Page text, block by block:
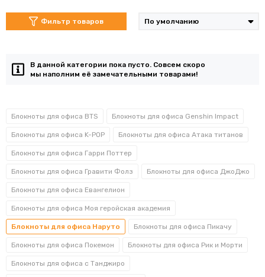
Фильтр товаров
В данной категории пока пусто. Совсем скоро
мы наполним её замечательными товарами!
Блокноты для офиса BTS Блокноты для офиса Genshin Impact
Блокноты для офиса K-POP Блокноты для офиса Атака титанов
Блокноты для офиса Гарри Поттер
Блокноты для офиса Гравити Фолз Блокноты для офиса ДжоДжо
Блокноты для офиса Евангелион
Блокноты для офиса Моя геройская академия
Блокноты для офиса Наруто Блокноты для офиса Пикачу
Блокноты для офиса Покемон Блокноты для офиса Рик и Морти
Блокноты для офиса с Танджиро